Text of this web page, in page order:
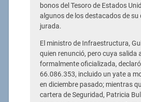
bonos del Tesoro de Estados
algunos de los destacados de su
jurada.
El ministro de Infraestructura,
quien renunció, pero cuya salida
formalmente oficializada,
66.086.353, incluido un yate a
en diciembre pasado; mientras
cartera de Seguridad, Patricia